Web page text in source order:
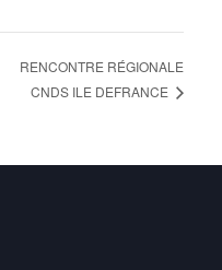
RENCONTRE RÉGIONALE
CNDS ILE DEFRANCE